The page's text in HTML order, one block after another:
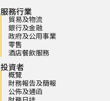
服務行業
貿易及物流
銀行及金融
政府及公用事業
零售
酒店餐飲服務
投資者
概覽
財務報告及簡報
公佈及通函